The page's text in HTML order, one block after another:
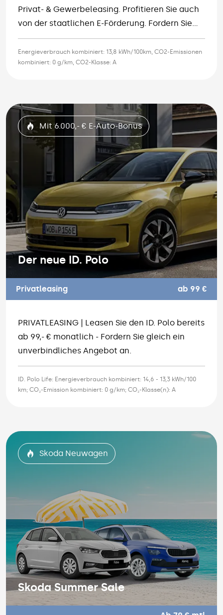
Privat- & Gewerbeleasing. Profitieren Sie auch
von der staatlichen E-Förderung. Fordern Sie
ein individuelles Angebot an.
Energieverbrauch kombiniert: 13,8 kWh/100km, CO2-Emissionen
kombiniert: 0 g/km, CO2-Klasse: A
Mit 6.000,- € E-Auto-Bonus
Der neue ID. Polo
Privatleasing ab 99 €
PRIVATLEASING | Leasen Sie den ID. Polo bereits
ab 99,- € monatlich - Fordern Sie gleich ein
unverbindliches Angebot an.
ID. Polo Life: Energieverbrauch kombiniert: 14,6 - 13,3 kWh/100
km; CO₂-Emission kombiniert: 0 g/km; CO₂-Klasse(n): A
Skoda Neuwagen
Skoda Summer Sale